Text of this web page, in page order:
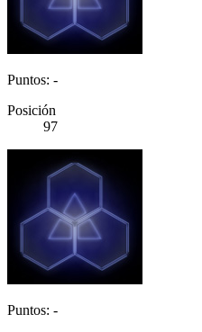
Puntos: -
Posición
97
Puntos: -